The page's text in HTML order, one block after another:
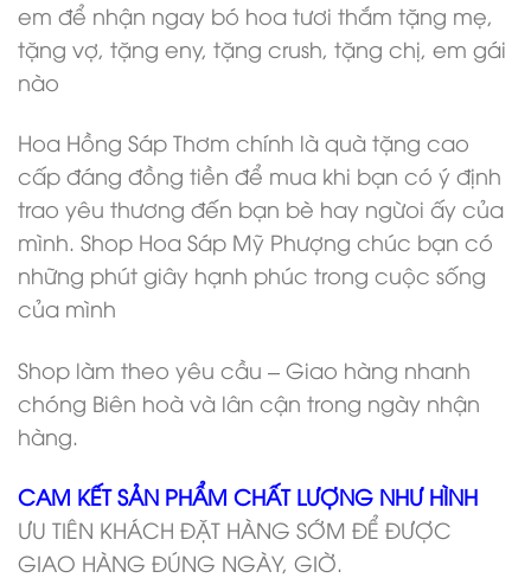
em để nhận ngay bó hoa tươi thắm tặng mẹ,
tặng vợ, tặng eny, tặng crush, tặng chị, em gái
nào
Hoa Hồng Sáp Thơm chính là quà tặng cao
cấp đáng đồng tiền để mua khi bạn có ý định
trao yêu thương đến bạn bè hay ngừoi ấy của
mình. Shop Hoa Sáp Mỹ Phượng chúc bạn có
những phút giây hạnh phúc trong cuộc sống
của mình
Shop làm theo yêu cầu – Giao hàng nhanh
chóng Biên hoà và lân cận trong ngày nhận
hàng.
CAM KẾT SẢN PHẨM CHẤT LƯỢNG NHƯ HÌNH
ƯU TIÊN KHÁCH ĐẶT HÀNG SỚM ĐỂ ĐƯỢC
GIAO HÀNG ĐÚNG NGÀY, GIỜ.